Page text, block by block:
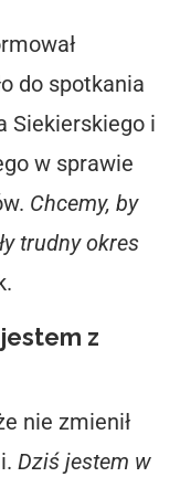
do spotkania
Siekierskiego i
w sprawie
Chcemy, by
trudny okres
z
nie zmienił
Dziś jestem w